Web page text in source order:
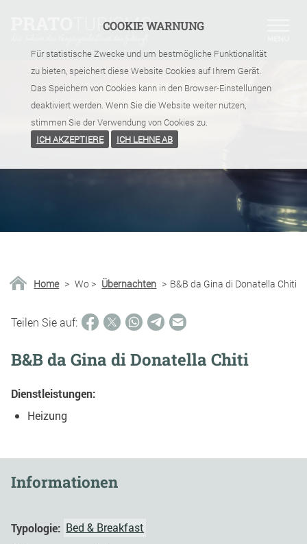
COOKIE WARNUNG
Für statistische Zwecke und um bestmögliche Funktionalität
zu bieten, speichert diese Website Cookies auf Ihrem Gerät.
Das Speichern von Cookies kann in den Browser-Einstellungen
deaktiviert werden. Wenn Sie die Website weiter nutzen,
stimmen Sie der Verwendung von Cookies zu.
ICH AKZEPTIERE
ICH LEHNE AB
Home > Wo > Übernachten > B&B da Gina di Donatella Chiti
Teilen Sie auf:
B&B da Gina di Donatella Chiti
Dienstleistungen:
Heizung
Informationen
Typologie: Bed & Breakfast